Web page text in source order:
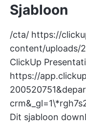
Sjabloon
/cta/ https://
content/uploads/
ClickUp
https://
Dit sjabloon